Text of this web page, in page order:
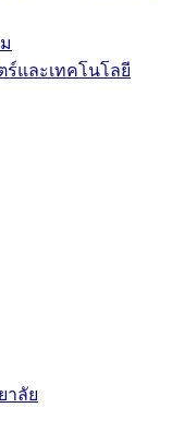
ร์และเทคโนโลยี
าลัย